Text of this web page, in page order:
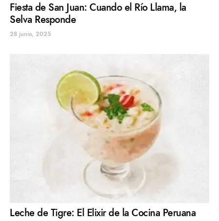
Fiesta de San Juan: Cuando el Río Llama, la
Selva Responde
28 junio, 2025
Leche de Tigre: El Elixir de la Cocina Peruana